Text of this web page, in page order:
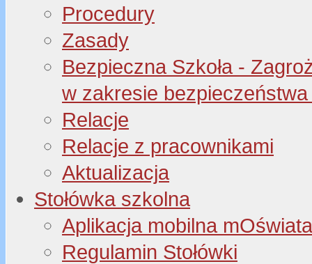
Procedury
Zasady
Bezpieczna Szkoła -
w zakresie
Relacje
Relacje z pracownikami
Aktualizacja
Stołówka szkolna
Aplikacja mobilna
Regulamin Stołówki